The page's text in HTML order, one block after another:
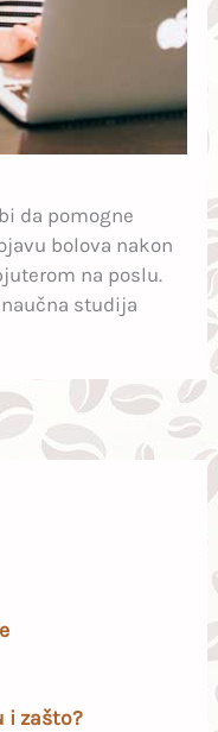
da pomogne
bolova nakon
na poslu.
studija
i zašto?